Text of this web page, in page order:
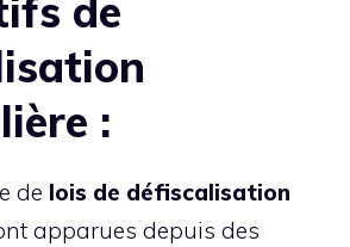
de
:
de lois de défiscalisation
apparues depuis des